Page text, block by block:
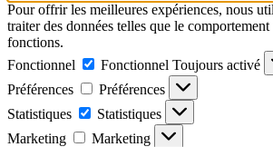
Pour offrir les meilleures expériences, nous
traiter des données telles que le
fonctions.
Fonctionnel
Fonctionnel Toujours activé
Préférences
Préférences
Statistiques
Statistiques
Marketing
Marketing